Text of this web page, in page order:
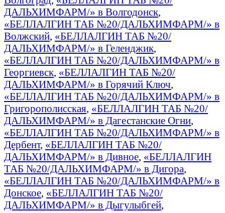
ДАЛЬХИМФАРМ/» в Волгодонск,
«БЕЛЛАЛГИН ТАБ №20/ДАЛЬХИМФАРМ/» в
Волжский, «БЕЛЛАЛГИН ТАБ №20/
ДАЛЬХИМФАРМ/» в Геленджик,
«БЕЛЛАЛГИН ТАБ №20/ДАЛЬХИМФАРМ/» в
Георгиевск, «БЕЛЛАЛГИН ТАБ №20/
ДАЛЬХИМФАРМ/» в Горячий Ключ,
«БЕЛЛАЛГИН ТАБ №20/ДАЛЬХИМФАРМ/» в
Григорополисская, «БЕЛЛАЛГИН ТАБ №20/
ДАЛЬХИМФАРМ/» в Дагестанские Огни,
«БЕЛЛАЛГИН ТАБ №20/ДАЛЬХИМФАРМ/» в
Дербент, «БЕЛЛАЛГИН ТАБ №20/
ДАЛЬХИМФАРМ/» в Дивное, «БЕЛЛАЛГИН
ТАБ №20/ДАЛЬХИМФАРМ/» в Дигора,
«БЕЛЛАЛГИН ТАБ №20/ДАЛЬХИМФАРМ/» в
Донское, «БЕЛЛАЛГИН ТАБ №20/
ДАЛЬХИМФАРМ/» в Дыгулыбгей,